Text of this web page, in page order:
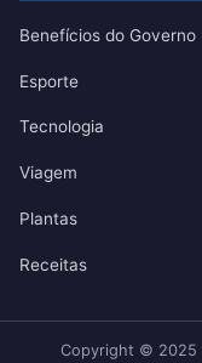
Benefícios do Governo
Esporte
Tecnologia
Viagem
Plantas
Receitas
Copyright © 2025